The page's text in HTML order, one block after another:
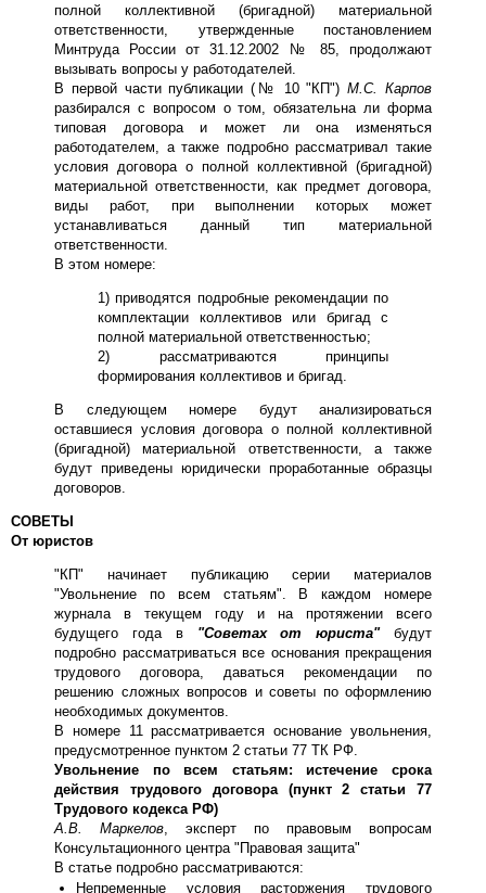
полной коллективной (бригадной) материальной
ответственности, утвержденные постановлением
Минтруда России от 31.12.2002 № 85, продолжают
вызывать вопросы у работодателей.
В первой части публикации (№ 10 "КП")М.С. Карпов
разбирался с вопросом о том, обязательна ли форма
типовая договора и может ли она изменяться
работодателем, а также подробно рассматривал такие
условия договора о полной коллективной (бригадной)
материальной ответственности, как предмет договора,
виды работ, при выполнении которых может
устанавливаться данный тип материальной
ответственности.
В этом номере:
1) приводятся подробные рекомендации по
комплектации коллективов или бригад с
полной материальной ответственностью;
2) рассматриваются принципы
формирования коллективов и бригад.
В следующем номере будут анализироваться
оставшиеся условия договора о полной коллективной
(бригадной) материальной ответственности, а также
будут приведены юридически проработанные образцы
договоров.
СОВЕТЫ
От юристов
"КП" начинает публикацию серии материалов
"Увольнение по всем статьям". В каждом номере
журнала в текущем году и на протяжении всего
будущего года в "Советах от юриста"будут
подробно рассматриваться все основания прекращения
трудового договора, даваться рекомендации по
решению сложных вопросов и советы по оформлению
необходимых документов.
В номере 11 рассматривается основание увольнения,
предусмотренное пунктом 2 статьи 77 ТК РФ.
Увольнение по всем статьям: истечение срока
действия трудового договора (пункт 2 статьи 77
Трудового кодекса РФ)
А.В. Маркелов , эксперт по правовым вопросам
Консультационного центра "Правовая защита"
В статье подробно рассматриваются:
Непременные условия расторжения трудового